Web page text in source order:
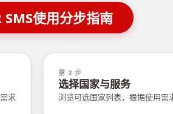
SMS使用分步指南
求
第 2 步
选择国家与服务
浏览可选国家列表，根据使用需